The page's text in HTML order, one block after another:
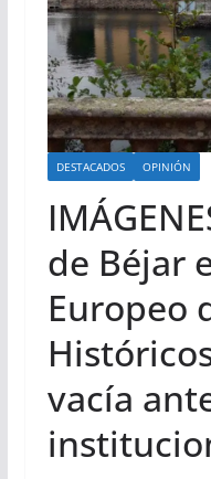
DESTACADOS OPINIÓN
de Béjar
Europeo
vacía